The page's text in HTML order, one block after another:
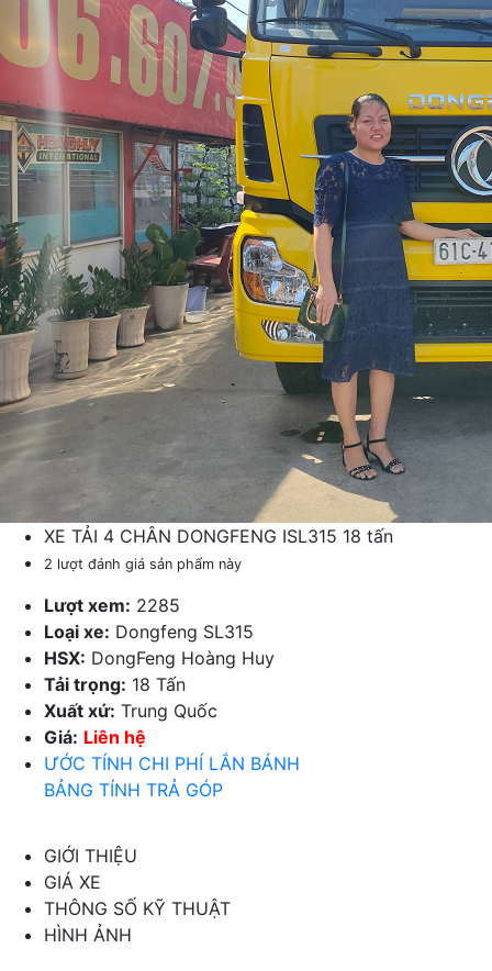
XE TẢI 4 CHÂN DONGFENG ISL315 18 tấn
2 lượt đánh giá sản phẩm này
Lượt xem: 2285
Loại xe: Dongfeng SL315
HSX: DongFeng Hoàng Huy
Tải trọng: 18 Tấn
Xuất xứ: Trung Quốc
Giá: Liên hệ
ƯỚC TÍNH CHI PHÍ LẮN BÁNH
BẢNG TÍNH TRẢ GÓP
GIỚI THIỆU
GIÁ XE
THÔNG SỐ KỸ THUẬT
HÌNH ẢNH